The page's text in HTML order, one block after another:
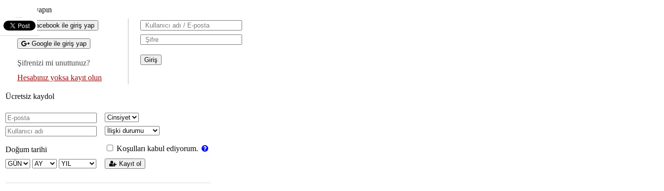
Giriş yapın
Facebook ile giriş yap
Google ile giriş yap
Şifrenizi mi unuttunuz?
Hesabınız yoksa kayıt olun
Ücretsiz kaydol
Doğum tarihi Koşulları kabul ediyorum.
Kayıt ol